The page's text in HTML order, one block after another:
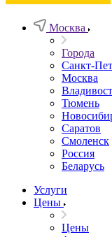
Москва
Города
Санкт-
Москва
Тюмень
Саратов
Смоленск
Россия
Беларусь
Услуги
Цены
Цены